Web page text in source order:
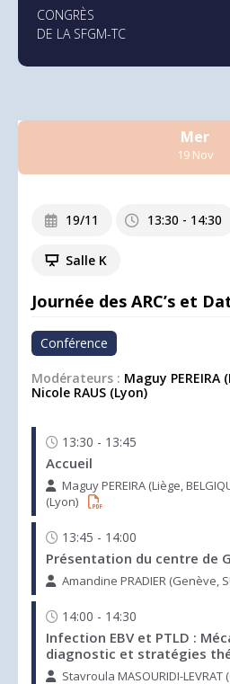
TITRE
CONGRÈS
DE LA SFGM-TC